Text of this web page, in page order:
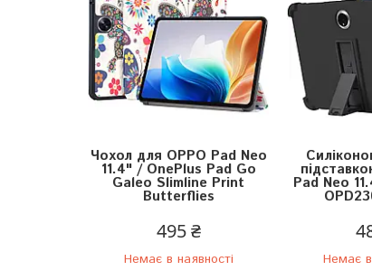
Чохол для OPPO Pad Neo
11.4" / OnePlus Pad Go
Galeo Slimline Print
Butterflies
495 ₴
Немає в наявності
Pad Neo
Немає в